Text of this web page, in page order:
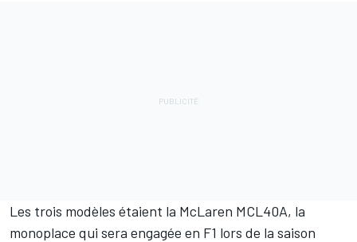
Les trois modèles étaient la McLaren MCL40A, la
monoplace qui sera engagée en F1 lors de la saison